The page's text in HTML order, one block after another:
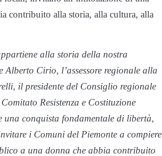
contribuito alla storia, alla cultura, alla
alla storia della nostra
Cirio, l’assessore regionale alla
il presidente del Consiglio regionale
Resistenza e Costituzione
una conquista fondamentale di libertà,
i Comuni del Piemonte a compiere
a una donna che abbia contribuito